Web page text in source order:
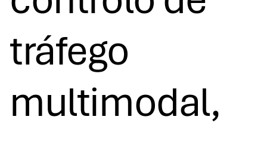
tráfego
multimodal,